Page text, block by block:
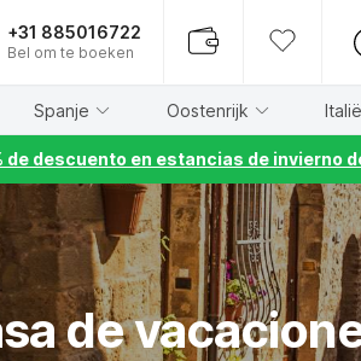
+31 885016722
Bel om te boeken
Spanje Oostenrijk Italië
de descuento en estancias de invierno
de